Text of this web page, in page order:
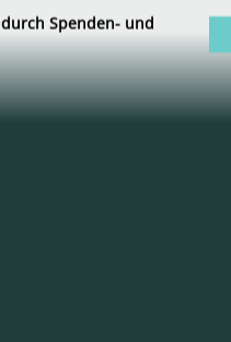
durch Spenden- und